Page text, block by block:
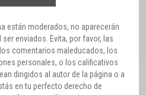
están moderados, no aparecerán
enviados. Evita, por favor, las
comentarios maleducados, los
personales, o los calificativos
dirigidos al autor de la página o a
en tu perfecto derecho de